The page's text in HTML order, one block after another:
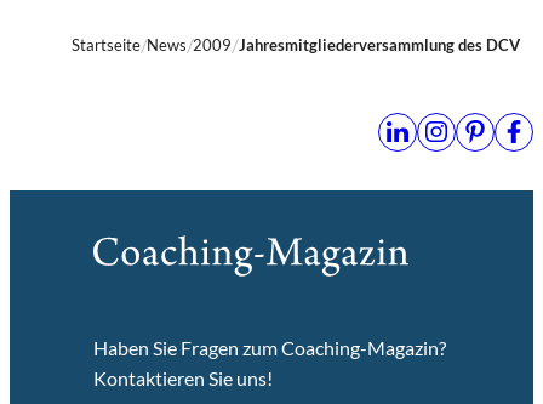
Startseite News 2009 Jahresmitgliederversammlung des DCV
Haben Sie Fragen zum Coaching-Magazin?
Kontaktieren Sie uns!